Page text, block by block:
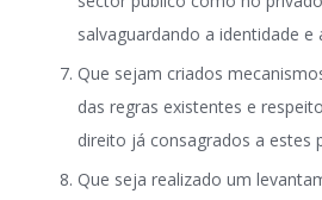
salvaguardando a identidade
Que sejam criados
das regras existentes e
direito já consagrados a estes
Que seja realizado um